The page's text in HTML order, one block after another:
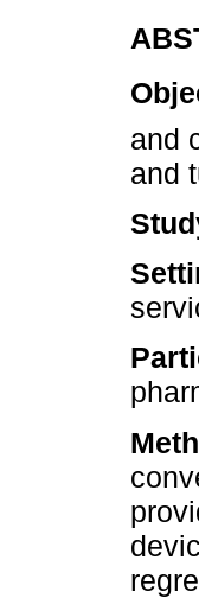
and
and